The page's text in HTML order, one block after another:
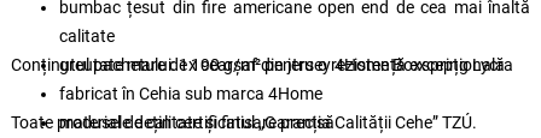
bumbac țesut din fire americane open end de cea mai înaltă
calitate
greutate mare de 190 g/m² pentru o rezistență excepțională
fabricat în Cehia sub marca 4Home
material de calitate și finisare precisă
Conținutul pachetului: 1x cearșaf din jersey 4Home Boxspring Lycra
Toate produsele dețin certificatul „Garanția Calității Cehe” TZÚ.